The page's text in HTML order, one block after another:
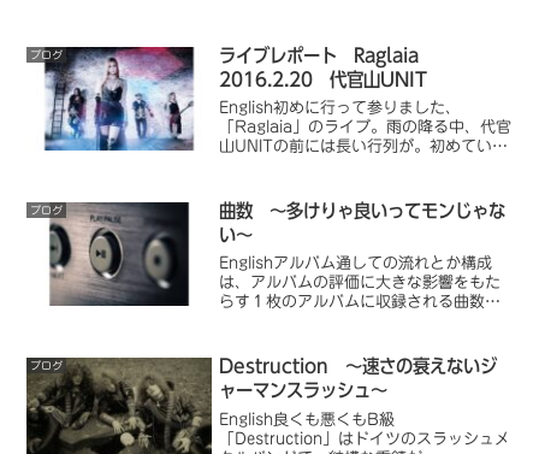
近すげぇ太ってるなとは思ったけど、お
酒...
ブログ
ライブレポート Raglaia
2016.2.20 代官山UNIT
English初めに行って参りました、
「Raglaia」のライブ。雨の降る中、代官
山UNITの前には長い行列が。初めていく
人位いるのではないかな？なかなかの人
気だ。9...
ブログ
曲数 ～多けりゃ良いってモンじゃな
い～
Englishアルバム通しての流れとか構成
は、アルバムの評価に大きな影響をもた
らす１枚のアルバムに収録される曲数
録してナンボなので、一概には言えない
のだけれど。１枚のア...
ブログ
Destruction ～速さの衰えないジ
ャーマンスラッシュ～
English良くも悪くもB級
「Destruction」はドイツのスラッシュメ